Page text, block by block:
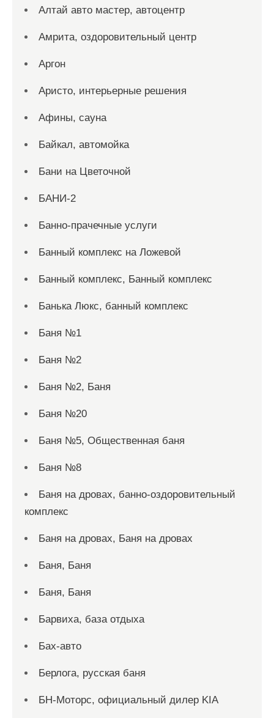
Алтай авто мастер, автоцентр
Амрита, оздоровительный центр
Аргон
Аристо, интерьерные решения
Афины, сауна
Байкал, автомойка
Бани на Цветочной
БАНИ-2
Банно-прачечные услуги
Банный комплекс на Ложевой
Банный комплекс, Банный комплекс
Банька Люкс, банный комплекс
Баня №1
Баня №2
Баня №2, Баня
Баня №20
Баня №5, Общественная баня
Баня №8
Баня на дровах, банно-оздоровительный
комплекс
Баня на дровах, Баня на дровах
Баня, Баня
Баня, Баня
Барвиха, база отдыха
Бах-авто
Берлога, русская баня
БН-Моторс, официальный дилер KIA